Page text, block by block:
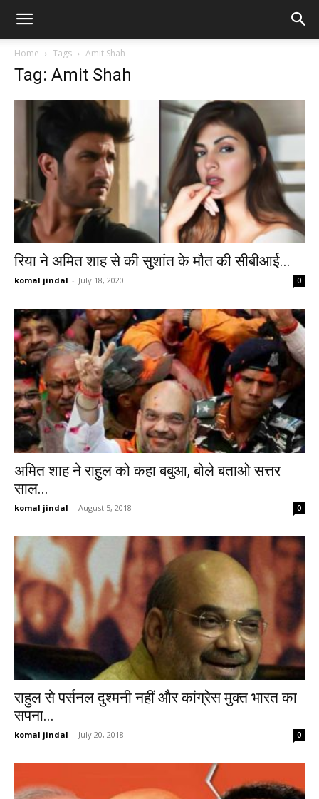
Home Tags Amit Shah
Tag: Amit Shah
रिया ने अमित शाह से की सुशांत के मौत की सीबीआई...
komal jindal - July 18, 2020 0
अमित शाह ने राहुल को कहा बबुआ, बोले बताओ सत्तर
साल...
komal jindal - August 5, 2018 0
राहुल से पर्सनल दुश्मनी नहीं और कांग्रेस मुक्त भारत का
सपना...
komal jindal - July 20, 2018 0